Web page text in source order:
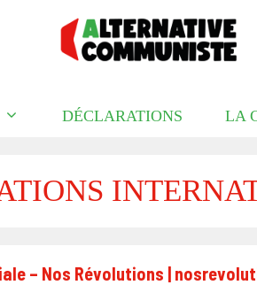
DÉCLARATIONS LA
– Nos Révolutions |